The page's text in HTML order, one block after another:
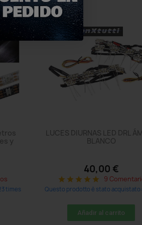
y
times
LUCES DIURNAS LED DRL
BLANCO
40,00 €
star star star star star 9
Questo prodotto è stato acquistato:
Añadir al carrito